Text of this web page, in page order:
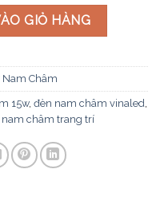
số lượng
GIỎ HÀNG
Nam Châm
15w, đèn nam châm vinaled,
nam châm trang trí